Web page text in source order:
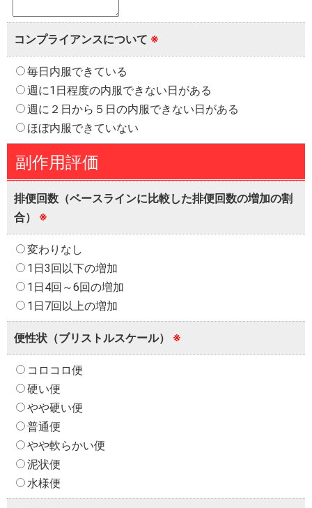
コンプライアンスについて ※
毎日内服できている
週に1日程度の内服できない日がある
週に２日から５日の内服できない日がある
ほぼ内服できていない
副作用評価
排便回数（ベースラインに比較した排便回数の増加の割
合）
※
変わりなし
1日3回以下の増加
1日4回～6回の増加
1日7回以上の増加
便性状（ブリストルスケール） ※
コロコロ便
硬い便
やや硬い便
普通便
やや軟らかい便
泥状便
水様便